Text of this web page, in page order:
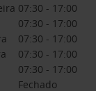
07:30 - 17:00
07:30 - 17:00
07:30 - 17:00
07:30 - 17:00
07:30 - 17:00
Fechado